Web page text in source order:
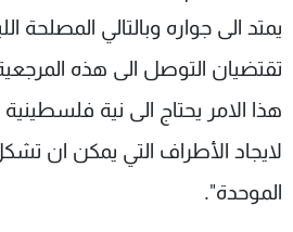
يمتد الى جواره وبالتالي المصلحة
تقتضيان التوصل الى هذه
هذا الامر يحتاج الى نية
لايجاد الأطراف التي يمكن ان
الموحدة".